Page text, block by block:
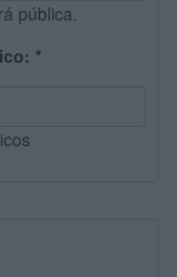
pública.
*